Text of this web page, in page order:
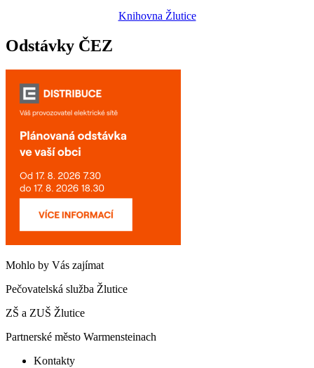
Knihovna Žlutice
Odstávky ČEZ
Mohlo by Vás zajímat
Pečovatelská služba Žlutice
ZŠ a ZUŠ Žlutice
Partnerské město Warmensteinach
Kontakty